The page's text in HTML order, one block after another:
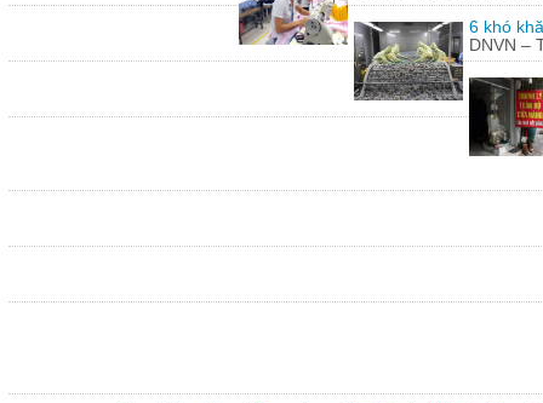
6 khó
DNVN –